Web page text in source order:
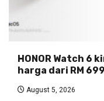
HONOR Watch 6
harga dari RM
August 5, 2026